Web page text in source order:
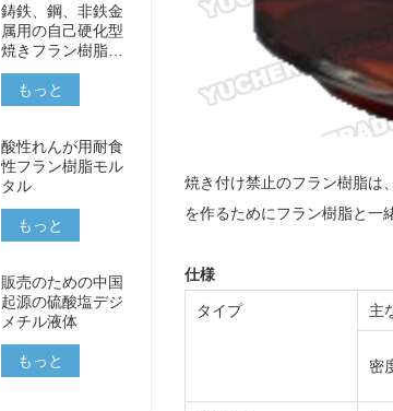
焼き付け禁止のフラン樹脂は
を作るためにフラン樹脂と一
仕様
タイプ 主
密
鋳鉄、鋼、非鉄金
属用の自己硬化型
焼きフラン樹脂な
し
もっと
酸性れんが用耐食
性フラン樹脂モル
タル
もっと
販売のための中国
起源の硫酸塩デジ
メチル液体
もっと